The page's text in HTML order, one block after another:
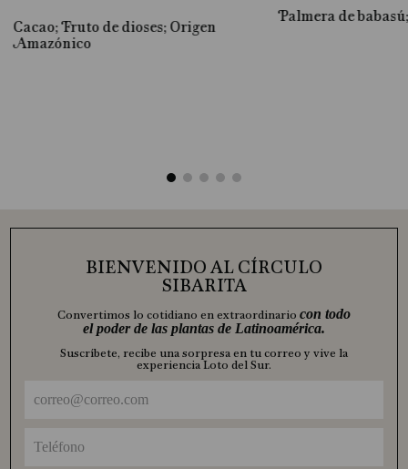
Cacao; Fruto de dioses; Origen
Amazónico
Palmera de
BIENVENIDO AL CÍRCULO
SIBARITA
Convertimos lo cotidiano en extraordinario con todo
el poder de las plantas de Latinoamérica.
Suscríbete, recibe una sorpresa en tu correo y vive la
experiencia Loto del Sur.